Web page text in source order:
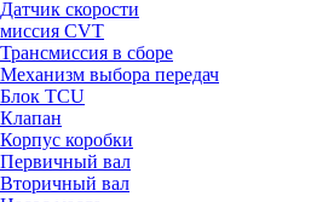
Датчик скорости
CVT
Трансмиссия в сборе
Механизм выбора передач
Блок TCU
Клапан
Корпус коробки
Первичный вал
Вторичный вал